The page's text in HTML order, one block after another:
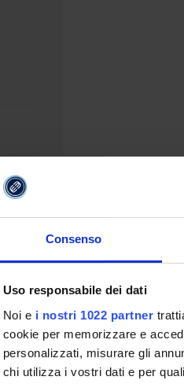
Consenso
Uso responsabile dei dati
Noi e i nostri 1022 partner
cookie per memorizzare e
personalizzati, misurare gli
chi utilizza i vostri dati e per